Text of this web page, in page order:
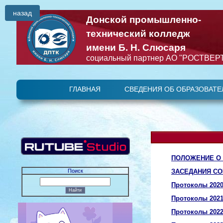
Донской промышленно-
технический колледж
имени Б. Н. Слюсаря
социальный партнер АО
ГЛАВНАЯ СВЕДЕНИЯ ОБ
Поиск
ПОЛОЖЕНИЕ О
ЗАСЕДАНИЯ
Протоколы
Протоколы
Протоколы
назад